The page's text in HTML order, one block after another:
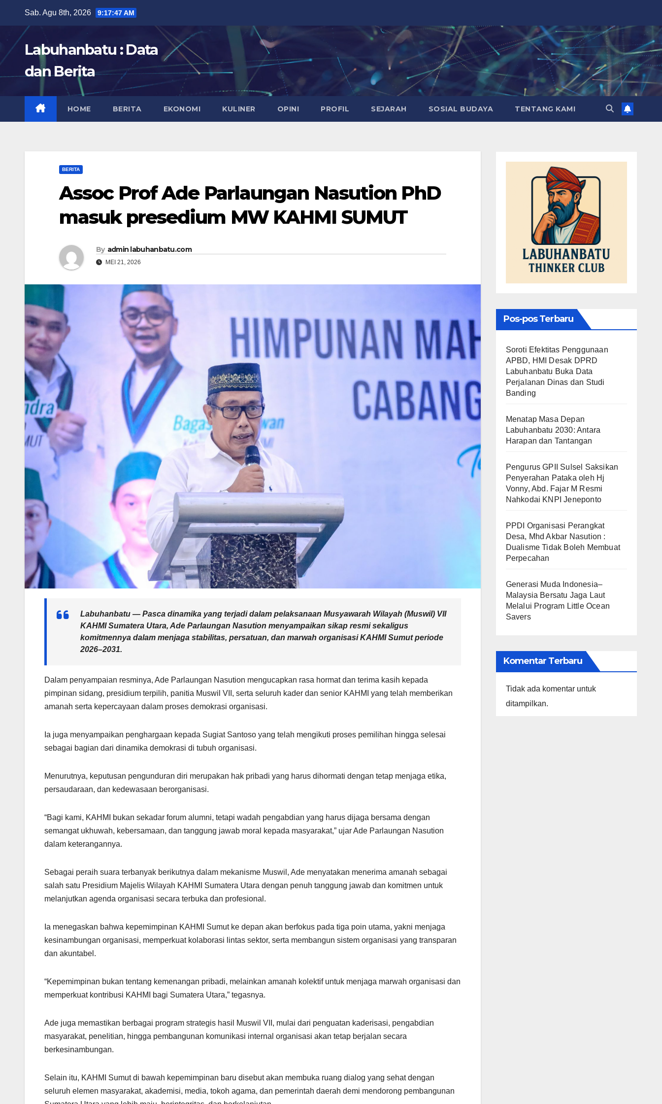
content
Sab. Agu 8th, 2026 9:17:48 AM
Labuhanbatu : Data
dan Berita
HOME BERITA EKONOMI KULINER OPINI PROFIL SEJARAH SOSIAL BUDAYA TENTANG KAMI
BERITA
Assoc Prof Ade Parlaungan Nasution PhD
masuk presedium MW KAHMI SUMUT
By admin labuhanbatu.com
MEI 21, 2026
Labuhanbatu — Pasca dinamika yang terjadi dalam pelaksanaan Musyawarah Wilayah (Muswil) VII
KAHMI Sumatera Utara, Ade Parlaungan Nasution menyampaikan sikap resmi sekaligus
komitmennya dalam menjaga stabilitas, persatuan, dan marwah organisasi KAHMI Sumut periode
2026–2031.
Dalam penyampaian resminya, Ade Parlaungan Nasution mengucapkan rasa hormat dan terima kasih kepada
pimpinan sidang, presidium terpilih, panitia Muswil VII, serta seluruh kader dan senior KAHMI yang telah memberikan
amanah serta kepercayaan dalam proses demokrasi organisasi.
Ia juga menyampaikan penghargaan kepada Sugiat Santoso yang telah mengikuti proses pemilihan hingga selesai
sebagai bagian dari dinamika demokrasi di tubuh organisasi.
Menurutnya, keputusan pengunduran diri merupakan hak pribadi yang harus dihormati dengan tetap menjaga etika,
persaudaraan, dan kedewasaan berorganisasi.
“Bagi kami, KAHMI bukan sekadar forum alumni, tetapi wadah pengabdian yang harus dijaga bersama dengan
semangat ukhuwah, kebersamaan, dan tanggung jawab moral kepada masyarakat,” ujar Ade Parlaungan Nasution
dalam keterangannya.
Sebagai peraih suara terbanyak berikutnya dalam mekanisme Muswil, Ade menyatakan menerima amanah sebagai
salah satu Presidium Majelis Wilayah KAHMI Sumatera Utara dengan penuh tanggung jawab dan komitmen untuk
melanjutkan agenda organisasi secara terbuka dan profesional.
Ia menegaskan bahwa kepemimpinan KAHMI Sumut ke depan akan berfokus pada tiga poin utama, yakni menjaga
kesinambungan organisasi, memperkuat kolaborasi lintas sektor, serta membangun sistem organisasi yang transparan
dan akuntabel.
“Kepemimpinan bukan tentang kemenangan pribadi, melainkan amanah kolektif untuk menjaga marwah organisasi dan
memperkuat kontribusi KAHMI bagi Sumatera Utara,” tegasnya.
Ade juga memastikan berbagai program strategis hasil Muswil VII, mulai dari penguatan kaderisasi, pengabdian
masyarakat, penelitian, hingga pembangunan komunikasi internal organisasi akan tetap berjalan secara
berkesinambungan.
Selain itu, KAHMI Sumut di bawah kepemimpinan baru disebut akan membuka ruang dialog yang sehat dengan
seluruh elemen masyarakat, akademisi, media, tokoh agama, dan pemerintah daerah demi mendorong pembangunan
Pos-pos Terbaru
Soroti Efektitas Penggunaan
APBD, HMI Desak DPRD
Labuhanbatu Buka Data
Perjalanan Dinas dan Studi
Banding
Menatap Masa Depan
Labuhanbatu 2030: Antara
Harapan dan Tantangan
Pengurus GPII Sulsel Saksikan
Penyerahan Pataka oleh Hj
Vonny, Abd. Fajar M Resmi
Nahkodai KNPI Jeneponto
PPDI Organisasi Perangkat
Desa, Mhd Akbar Nasution :
Dualisme Tidak Boleh Membuat
Perpecahan
Generasi Muda Indonesia–
Malaysia Bersatu Jaga Laut
Melalui Program Little Ocean
Savers
Komentar Terbaru
Tidak ada komentar untuk
ditampilkan.